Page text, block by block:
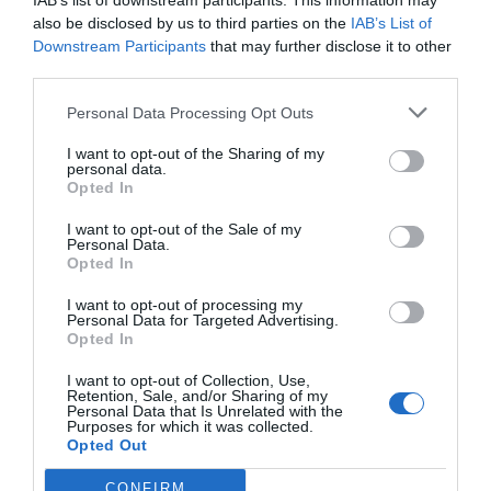
also be disclosed by us to third parties on the IAB’s List of
Downstream Participants that may further disclose it to other
Personal Data Processing Opt Outs
I want to opt-out of the Sharing of my
personal data.
Opted In
I want to opt-out of the Sale of my
Personal Data.
Opted In
I want to opt-out of processing my
Personal Data for Targeted Advertising.
Opted In
I want to opt-out of Collection, Use,
Retention, Sale, and/or Sharing of my
Personal Data that Is Unrelated with the
Purposes for which it was collected.
Opted Out
CONFIRM
miércoles en los 20.057 puntos,
un nuevo récord
Argumentos
Eclipse Sánchez: "No te olvides de las gafas
protectoras. Así, el 12 de agosto sólo
tendrás que mirar al cielo"
Hispanidad